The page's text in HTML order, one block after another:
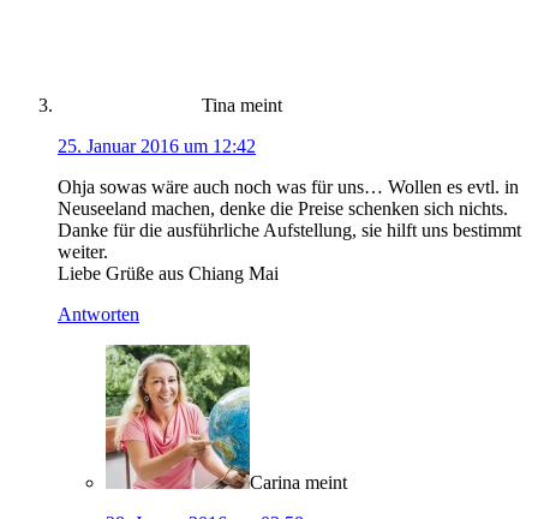
Tina meint
25. Januar 2016 um 12:42
Ohja sowas wäre auch noch was für uns… Wollen es evtl. in
Neuseeland machen, denke die Preise schenken sich nichts.
Danke für die ausführliche Aufstellung, sie hilft uns bestimmt
weiter.
Liebe Grüße aus Chiang Mai
Antworten
Carina meint